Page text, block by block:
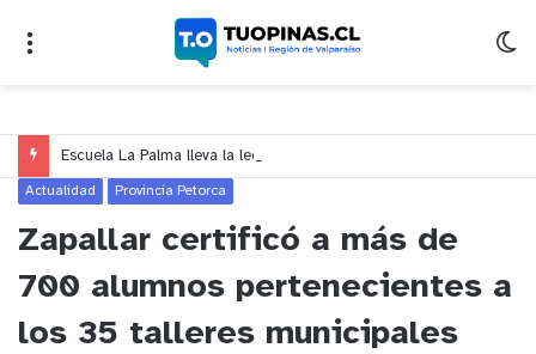
Actualidad Provincia Petorca
Zapallar certificó a más de
700 alumnos pertenecientes a
los 35 talleres municipales